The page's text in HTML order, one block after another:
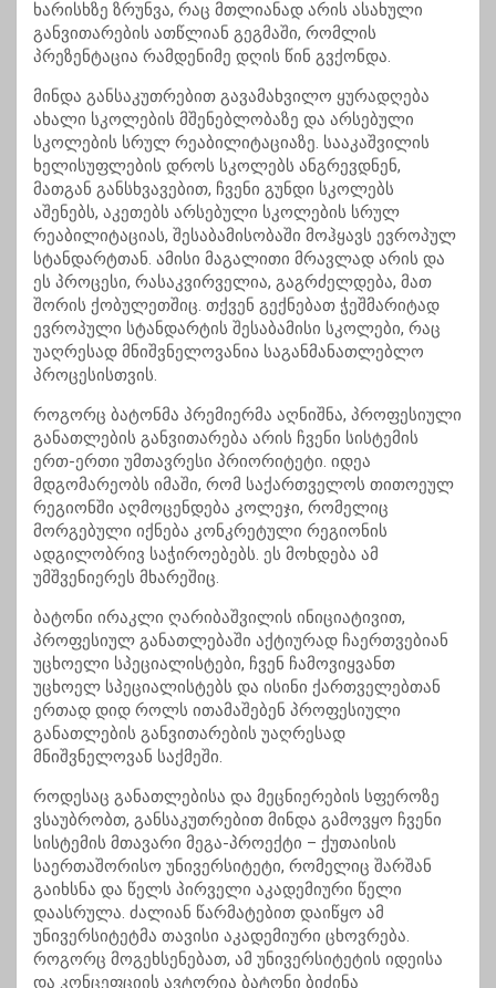
ხარისხზე ზრუნვა, რაც მთლიანად არის ასახული
განვითარების ათწლიან გეგმაში, რომლის
პრეზენტაცია რამდენიმე დღის წინ გვქონდა.
მინდა განსაკუთრებით გავამახვილო ყურადღება
ახალი სკოლების მშენებლობაზე და არსებული
სკოლების სრულ რეაბილიტაციაზე. სააკაშვილის
ხელისუფლების დროს სკოლებს ანგრევდნენ,
მათგან განსხვავებით, ჩვენი გუნდი სკოლებს
აშენებს, აკეთებს არსებული სკოლების სრულ
რეაბილიტაციას, შესაბამისობაში მოჰყავს ევროპულ
სტანდარტთან. ამისი მაგალითი მრავლად არის და
ეს პროცესი, რასაკვირველია, გაგრძელდება, მათ
შორის ქობულეთშიც. თქვენ გექნებათ ჭეშმარიტად
ევროპული სტანდარტის შესაბამისი სკოლები, რაც
უაღრესად მნიშვნელოვანია საგანმანათლებლო
პროცესისთვის.
როგორც ბატონმა პრემიერმა აღნიშნა, პროფესიული
განათლების განვითარება არის ჩვენი სისტემის
ერთ-ერთი უმთავრესი პრიორიტეტი. იდეა
მდგომარეობს იმაში, რომ საქართველოს თითოეულ
რეგიონში აღმოცენდება კოლეჯი, რომელიც
მორგებული იქნება კონკრეტული რეგიონის
ადგილობრივ საჭიროებებს. ეს მოხდება ამ
უმშვენიერეს მხარეშიც.
ბატონი ირაკლი ღარიბაშვილის ინიციატივით,
პროფესიულ განათლებაში აქტიურად ჩაერთვებიან
უცხოელი სპეციალისტები, ჩვენ ჩამოვიყვანთ
უცხოელ სპეციალისტებს და ისინი ქართველებთან
ერთად დიდ როლს ითამაშებენ პროფესიული
განათლების განვითარების უაღრესად
მნიშვნელოვან საქმეში.
როდესაც განათლებისა და მეცნიერების სფეროზე
ვსაუბრობთ, განსაკუთრებით მინდა გამოვყო ჩვენი
სისტემის მთავარი მეგა-პროექტი – ქუთაისის
საერთაშორისო უნივერსიტეტი, რომელიც შარშან
გაიხსნა და წელს პირველი აკადემიური წელი
დაასრულა. ძალიან წარმატებით დაიწყო ამ
უნივერსიტეტმა თავისი აკადემიური ცხოვრება.
როგორც მოგეხსენებათ, ამ უნივერსიტეტის იდეისა
და კონცეფციის ავტორია ბატონი ბიძინა